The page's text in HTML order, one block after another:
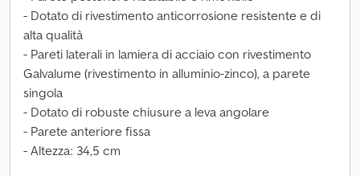
- Dotato di rivestimento anticorrosione resistente e di
alta qualità
- Pareti laterali in lamiera di acciaio con rivestimento
Galvalume (rivestimento in alluminio-zinco), a parete
singola
- Dotato di robuste chiusure a leva angolare
- Parete anteriore fissa
- Altezza: 34,5 cm